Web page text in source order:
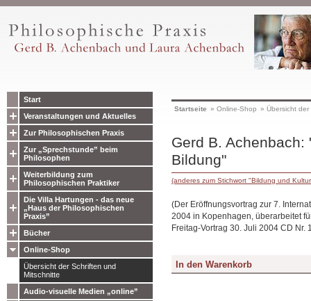
Start
Veranstaltungen und Aktuelles
Zur Philosophischen Praxis
Zur „Sprechstunde” beim
Philosophen
Weiterbildung zum
Philosophischen Praktiker
Die Villa Hartungen - das neue
„Haus der Philosophischen
Praxis”
Bücher
Online-Shop
Übersicht der Schriften und
Mitschnitte
Audio-visuelle Medien „online”
Startseite » Online-Shop » Übersicht
Gerd B.
Bildung"
(anderes zum Stichwort "Bildung und
(Der Eröffnungsvortrag zur 7.
2004 in Kopenhagen, überarbeitet
Freitag-Vortrag 30. Juli 2004 CD Nr.